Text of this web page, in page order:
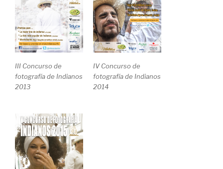
III Concurso de
fotografía de Indianos
2013
IV Concurso de
fotografía de Indianos
2014